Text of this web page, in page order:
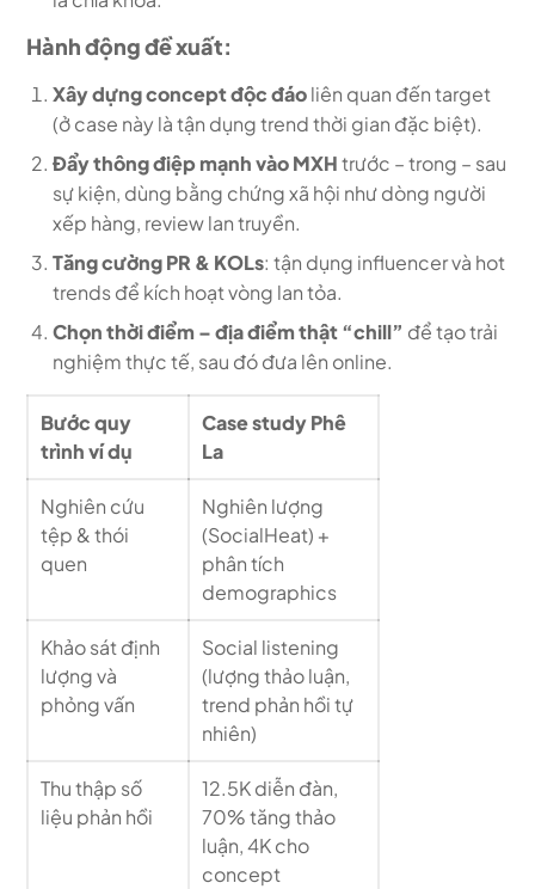
Hành động đề xuất:
Xây dựng concept độc đáoliên quan đến target
(ở case này là tận dụng trend thời gian đặc biệt).
Đẩy thông điệp mạnh vào MXHtrước – trong – sau
sự kiện, dùng bằng chứng xã hội như dòng người
xếp hàng, review lan truyền.
Tăng cường PR & KOLs: tận dụng influencer và hot
trends để kích hoạt vòng lan tỏa.
Chọn thời điểm – địa điểm thật “chill” để tạo trải
nghiệm thực tế, sau đó đưa lên online.
Bước quy
trình ví dụ
Case study Phê
La
Nghiên cứu
tệp & thói
quen
Nghiên lượng
(SocialHeat) +
phân tích
demographics
Khảo sát định
lượng và
phỏng vấn
Social listening
(lượng thảo luận,
trend phản hồi tự
nhiên)
Thu thập số
liệu phản hồi
12.5K diễn đàn,
70% tăng thảo
luận, 4K cho
concept